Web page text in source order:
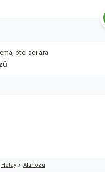
otel adı ara
Hatay Altınözü